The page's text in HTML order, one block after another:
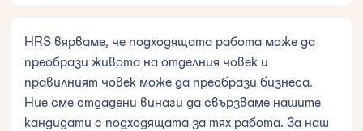
HRS вярваме, че подходящата работа може да
преобрази живота на отделния човек и
правилният човек може да преобрази бизнеса.
Ние сме отдадени винаги да свързваме нашите
кандидати с подходящата за тях работа. За наш